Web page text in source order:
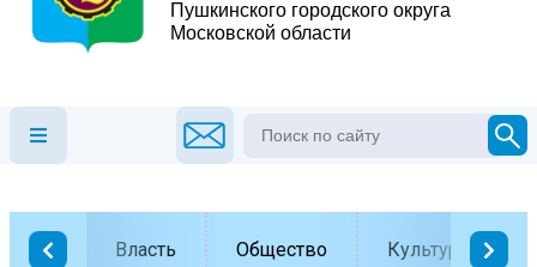
Власть Общество Культура